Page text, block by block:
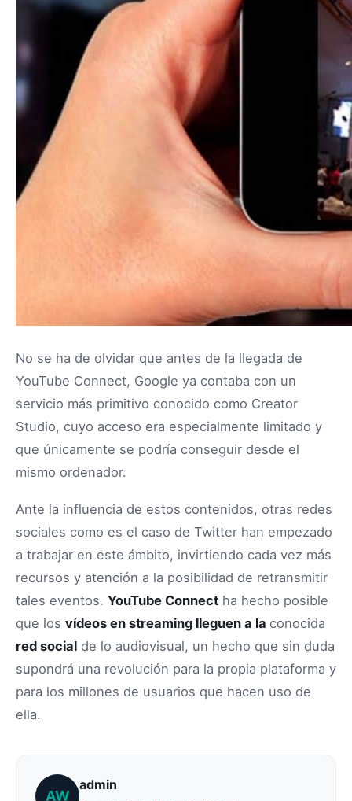
No se ha de olvidar que antes de la llegada de
YouTube Connect, Google ya contaba con un
servicio más primitivo conocido como Creator
Studio, cuyo acceso era especialmente limitado y
que únicamente se podría conseguir desde el
mismo ordenador.
Ante la influencia de estos contenidos, otras redes
sociales como es el caso de Twitter han empezado
a trabajar en este ámbito, invirtiendo cada vez más
recursos y atención a la posibilidad de retransmitir
tales eventos. YouTube Connect ha hecho posible
que los vídeos en streaming lleguen a la conocida
red social de lo audiovisual, un hecho que sin duda
supondrá una revolución para la propia plataforma y
para los millones de usuarios que hacen uso de
ella.
AW
admin